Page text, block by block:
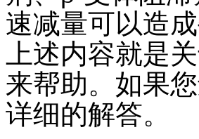
速减量可以造
上述内容就是
来帮助。如果
详细的解答。